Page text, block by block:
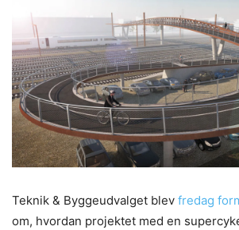
Teknik & Byggeudvalget blev fredag
om, hvordan projektet med en